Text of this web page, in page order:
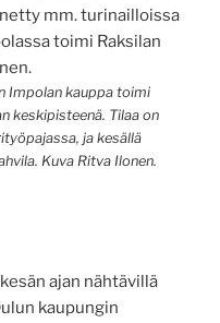
Impolan kauppa toimi
keskipisteenä. Tilaa on
ja kesällä
Kuva Ritva Ilonen.
ajan nähtävillä
kaupungin